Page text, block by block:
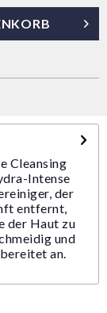
Cleansing
Intense
der
entfernt,
der Haut zu
und
an.